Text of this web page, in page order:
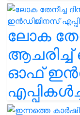
ലോക
ഓഫ്